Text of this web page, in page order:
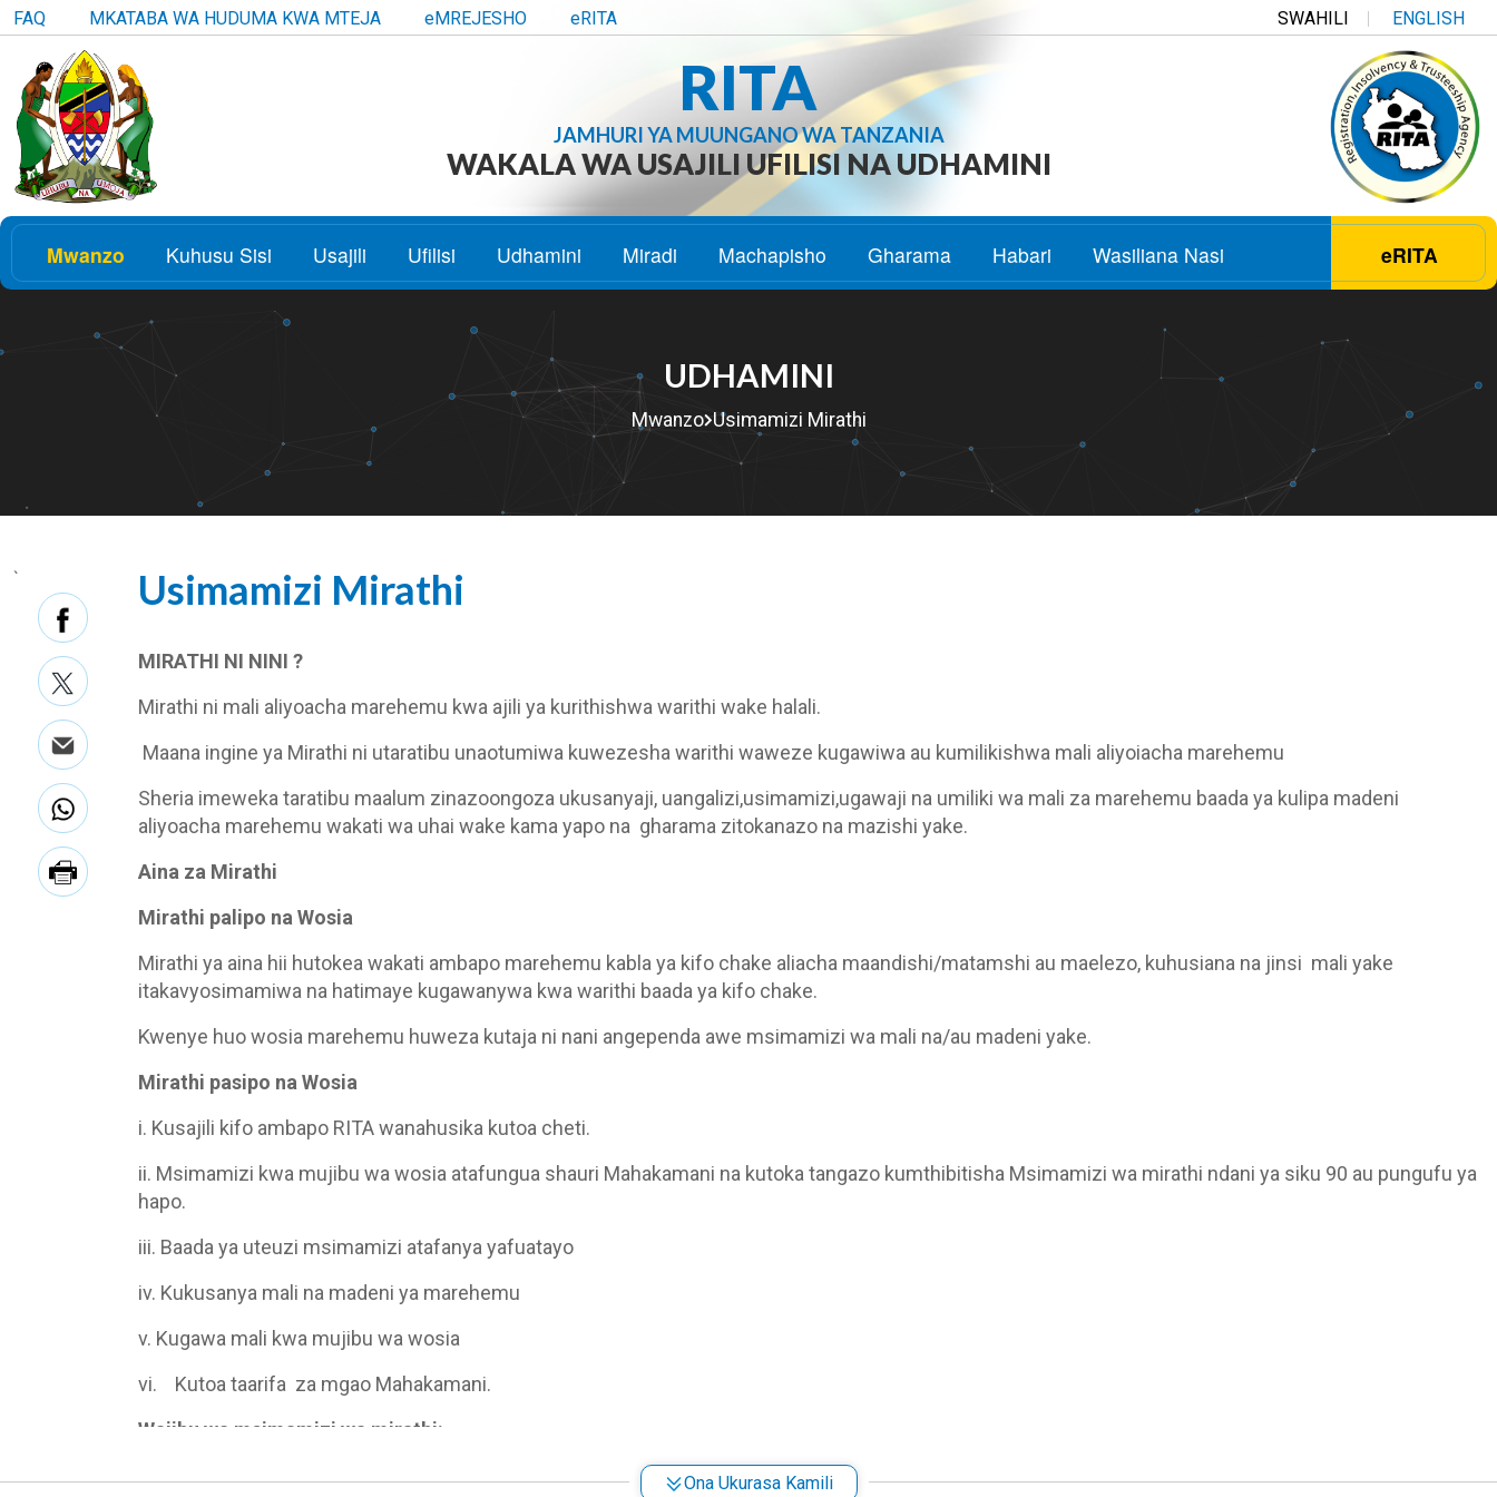
FAQ MKATABA WA HUDUMA KWA MTEJA eMREJESHO eRITA SWAHILI ENGLISH
RITA
JAMHURI YA MUUNGANO WA TANZANIA
WAKALA WA USAJILI UFILISI NA UDHAMINI
Mwanzo Kuhusu Sisi Usajili Ufilisi Udhamini Miradi Machapisho Gharama Habari Wasiliana Nasi eRITA
UDHAMINI
Mwanzo Usimamizi Mirathi
` Usimamizi Mirathi
MIRATHI NI NINI ?
Mirathi ni mali aliyoacha marehemu kwa ajili ya kurithishwa warithi wake halali.
Maana ingine ya Mirathi ni utaratibu unaotumiwa kuwezesha warithi waweze kugawiwa au kumilikishwa mali aliyoiacha marehemu
Sheria imeweka taratibu maalum zinazoongoza ukusanyaji, uangalizi,usimamizi,ugawaji na umiliki wa mali za marehemu baada ya kulipa madeni
aliyoacha marehemu wakati wa uhai wake kama yapo na gharama zitokanazo na mazishi yake.
Aina za Mirathi
Mirathi palipo na Wosia
Mirathi ya aina hii hutokea wakati ambapo marehemu kabla ya kifo chake aliacha maandishi/matamshi au maelezo, kuhusiana na jinsi mali yake
itakavyosimamiwa na hatimaye kugawanywa kwa warithi baada ya kifo chake.
Kwenye huo wosia marehemu huweza kutaja ni nani angependa awe msimamizi wa mali na/au madeni yake.
Mirathi pasipo na Wosia
i. Kusajili kifo ambapo RITA wanahusika kutoa cheti.
ii. Msimamizi kwa mujibu wa wosia atafungua shauri Mahakamani na kutoka tangazo kumthibitisha Msimamizi wa mirathi ndani ya siku 90 au pungufu ya
hapo.
iii. Baada ya uteuzi msimamizi atafanya yafuatayo
iv. Kukusanya mali na madeni ya marehemu
v. Kugawa mali kwa mujibu wa wosia
vi.
Kutoa taarifa za mgao Mahakamani.
Wajibu wa msimamizi wa mirathi:
Ona Ukurasa Kamili